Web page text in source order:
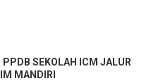
PPDB SEKOLAH ICM JALUR
MANDIRI